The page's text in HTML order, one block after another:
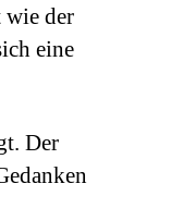
wie der
eine
Der